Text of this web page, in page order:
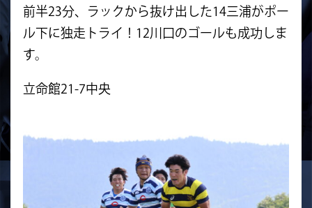
前半23分、ラックから抜け出した14三浦がポー
ル下に独走トライ！12川口のゴールも成功しま
す。
立命館21-7中央